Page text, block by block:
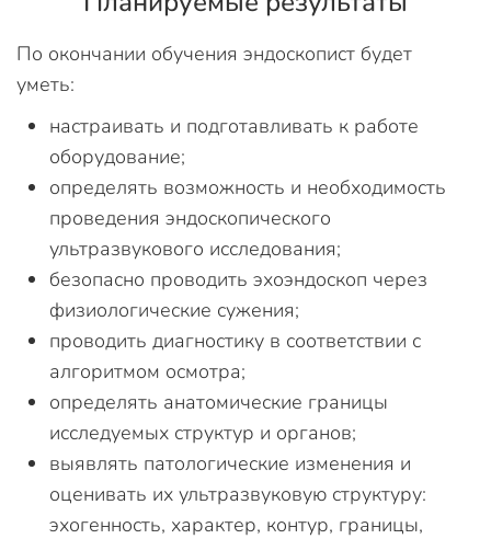
По окончании обучения эндоскопист будет
уметь:
настраивать и подготавливать к работе
оборудование;
определять возможность и необходимость
проведения эндоскопического
ультразвукового исследования;
безопасно проводить эхоэндоскоп через
физиологические сужения;
проводить диагностику в соответствии с
алгоритмом осмотра;
определять анатомические границы
исследуемых структур и органов;
выявлять патологические изменения и
оценивать их ультразвуковую структуру:
эхогенность, характер, контур, границы,